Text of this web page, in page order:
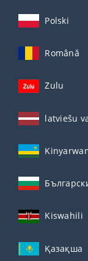
Polski
Română
Zulu
latviešu
Kiswahili
Қазақша